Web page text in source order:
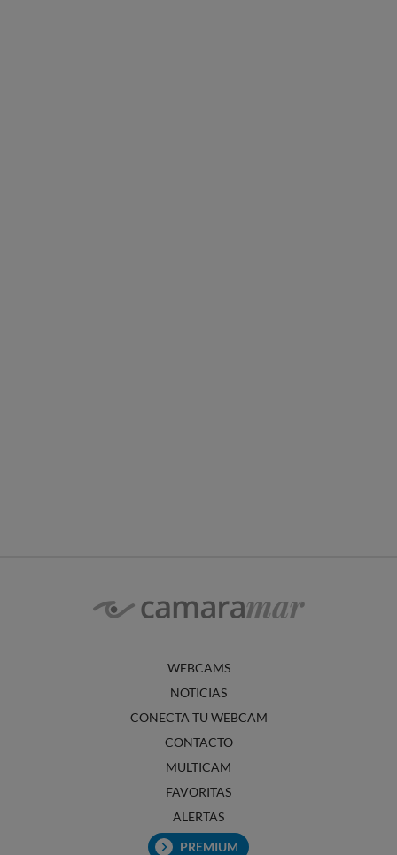
WEBCAMS
NOTICIAS
CONECTA TU WEBCAM
CONTACTO
MULTICAM
FAVORITAS
ALERTAS
PREMIUM